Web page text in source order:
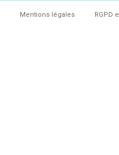
Mentions légales RGPD